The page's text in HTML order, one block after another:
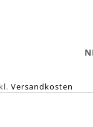
Versandkosten